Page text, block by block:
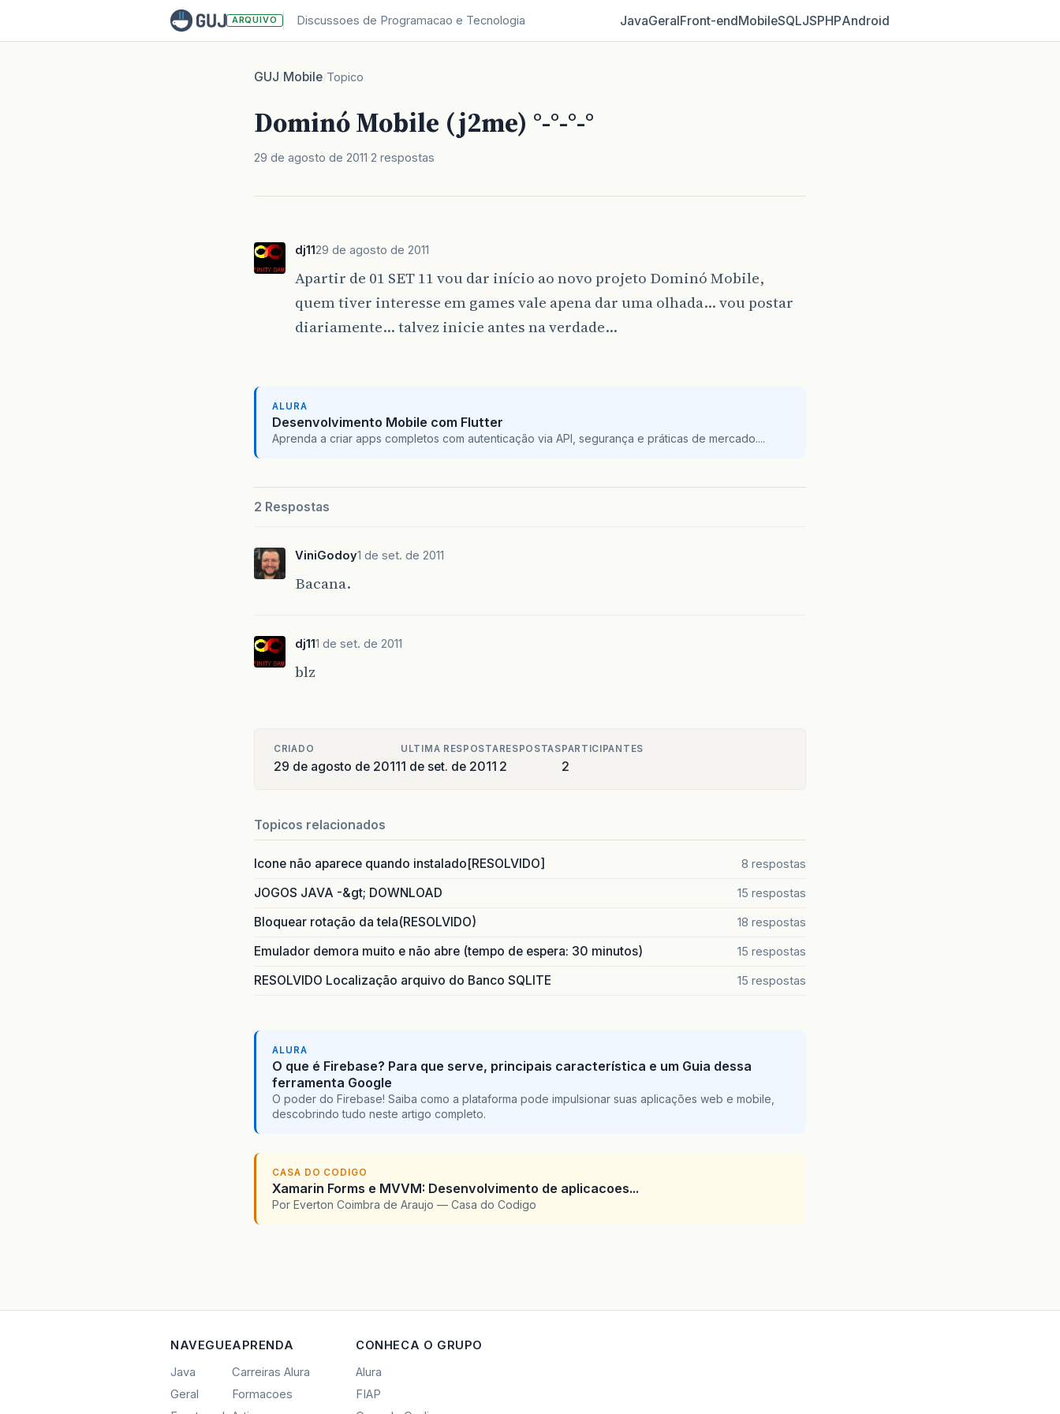
ARQUIVO Discussoes de Programacao e Tecnologia JavaGeralFront‑endMobileSQLJSPHPAndroid
GUJ/Mobile/Topico
Dominó Mobile (j2me) °-°-°-°
29 de agosto de 2011 2 respostas
dj1129 de agosto de 2011
Apartir de 01 SET 11 vou dar início ao novo projeto Dominó Mobile,
quem tiver interesse em games vale apena dar uma olhada… vou postar
diariamente… talvez inicie antes na verdade…
ALURA
Desenvolvimento Mobile com Flutter
Aprenda a criar apps completos com autenticação via API, segurança e práticas de mercado....
2 Respostas
ViniGodoy1 de set. de 2011
Bacana.
dj111 de set. de 2011
blz
CRIADO
29 de agosto de 2011
ULTIMA RESPOSTA
1 de set. de 2011
RESPOSTAS
2
PARTICIPANTES
2
Topicos relacionados
Icone não aparece quando instalado[RESOLVIDO] 8 respostas
JOGOS JAVA -&gt; DOWNLOAD 15 respostas
Bloquear rotação da tela(RESOLVIDO) 18 respostas
Emulador demora muito e não abre (tempo de espera: 30 minutos) 15 respostas
RESOLVIDO Localização arquivo do Banco SQLITE 15 respostas
ALURA
O que é Firebase? Para que serve, principais característica e um Guia dessa
ferramenta Google
O poder do Firebase! Saiba como a plataforma pode impulsionar suas aplicações web e mobile,
descobrindo tudo neste artigo completo.
CASA DO CODIGO
Xamarin Forms e MVVM: Desenvolvimento de aplicacoes...
Por Everton Coimbra de Araujo — Casa do Codigo
NAVEGUE
Java
Geral
APRENDA
Carreiras Alura
Formacoes
CONHECA O GRUPO
Alura
FIAP